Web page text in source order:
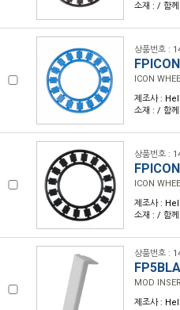
소재 : / 함
상품번호 :
ICON
제조사 :
소재 : / 함
상품번호 :
ICON
제조사 :
소재 : / 함
상품번호 :
MOD
제조사 :